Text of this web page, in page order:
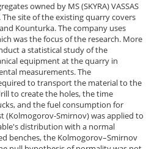
owned by MS (SKYRA) VASSAS
site of the existing quarry covers
Kounturka. The company uses
was the focus of the research. More
a statistical study of the
equipment at the quarry in
measurements. The
to transport the material to the
to create the holes, the time
and the fuel consumption for
(Kolmogorov-Smirnov) was applied to
distribution with a normal
benches, the Kolmogorov–Smirnov